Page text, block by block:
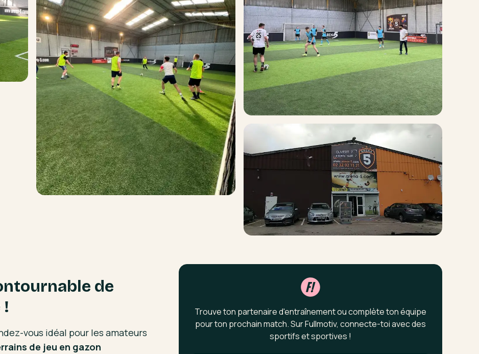
de
vous idéal pour les amateurs
de jeu en gazon
Trouve ton partenaire d'entraînement ou complète ton équipe
pour ton prochain match. Sur Fullmotiv, connecte-toi avec des
sportifs et sportives !